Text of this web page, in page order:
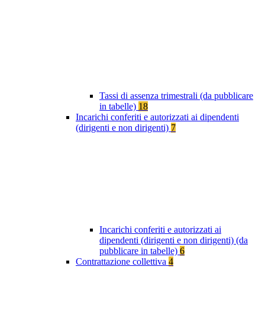
Tassi di assenza trimestrali (da pubblicare
in tabelle) 18
Incarichi conferiti e autorizzati ai dipendenti
(dirigenti e non dirigenti) 7
Incarichi conferiti e autorizzati ai
dipendenti (dirigenti e non dirigenti) (da
pubblicare in tabelle) 6
Contrattazione collettiva 4